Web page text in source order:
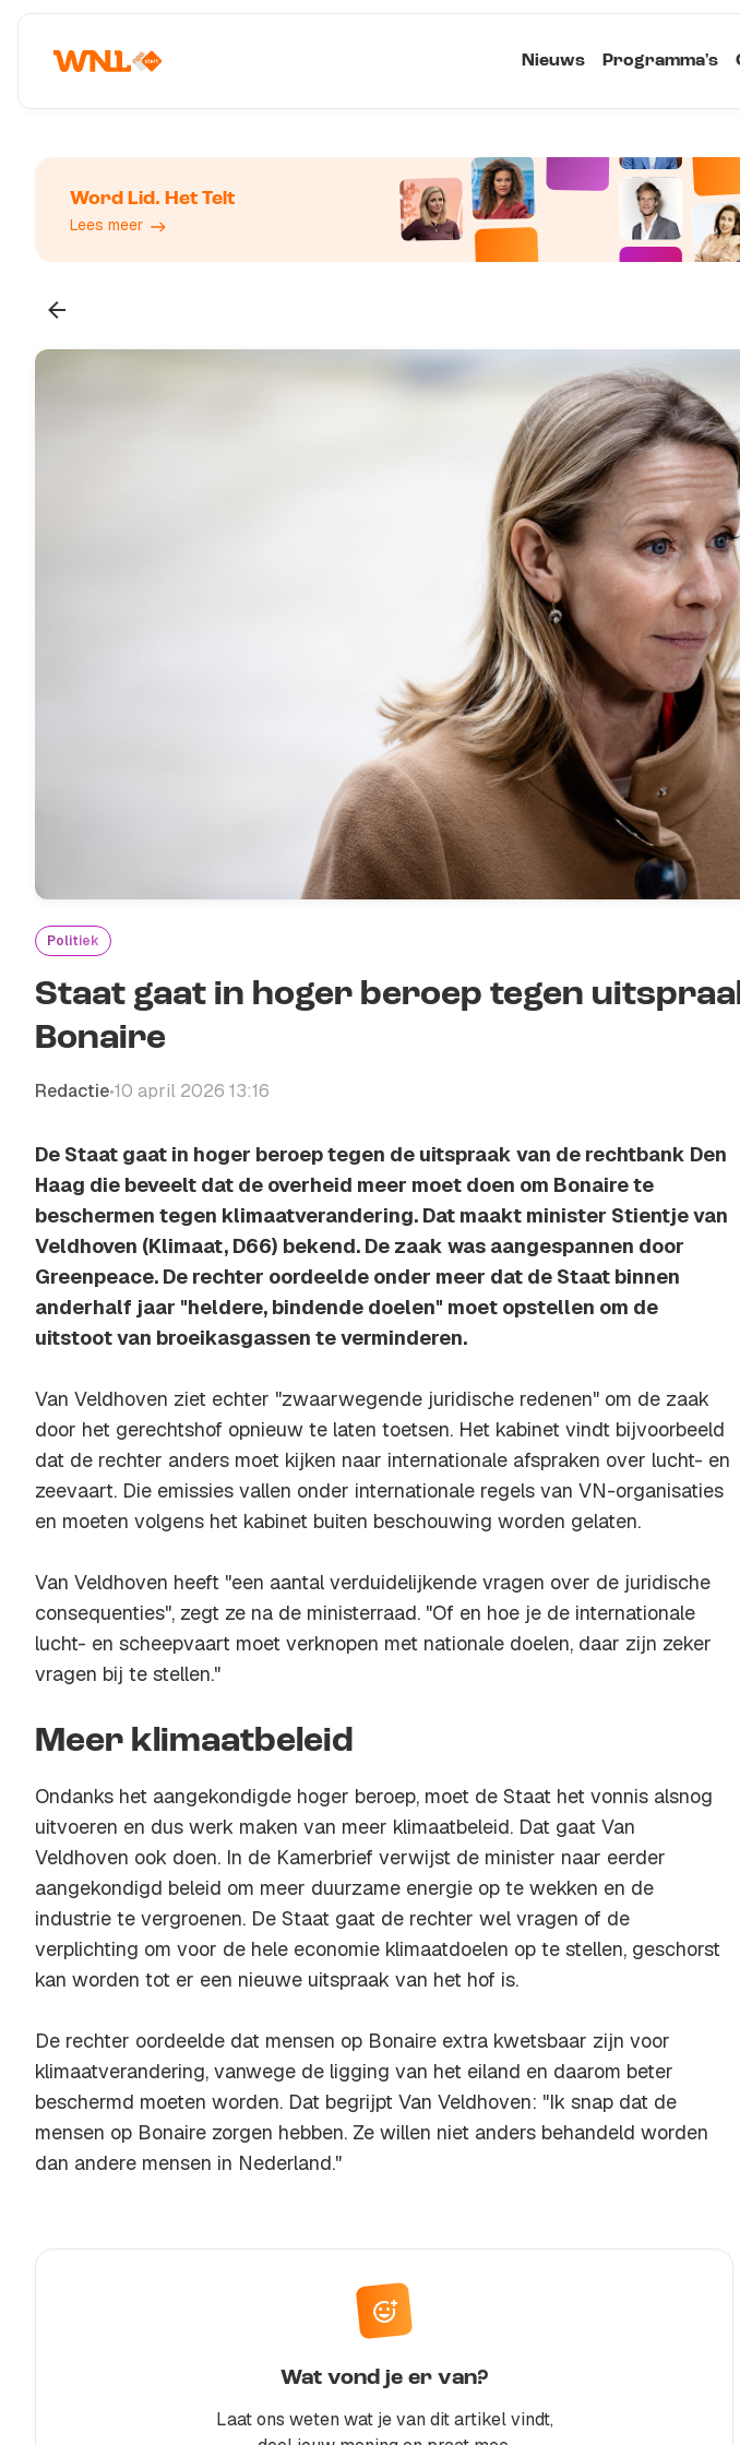
Nieuws Programma's
Word Lid. Het Telt
Lees meer
Politiek
Staat gaat in hoger beroep tegen
Bonaire
Redactie•10 april 2026 13:16
De Staat gaat in hoger beroep tegen de uitspraak van de rechtbank Den
Haag die beveelt dat de overheid meer moet doen om Bonaire te
beschermen tegen klimaatverandering. Dat maakt minister Stientje van
Veldhoven (Klimaat, D66) bekend. De zaak was aangespannen door
Greenpeace. De rechter oordeelde onder meer dat de Staat binnen
anderhalf jaar "heldere, bindende doelen" moet opstellen om de
uitstoot van broeikasgassen te verminderen.
Van Veldhoven ziet echter "zwaarwegende juridische redenen" om de zaak
door het gerechtshof opnieuw te laten toetsen. Het kabinet vindt bijvoorbeeld
dat de rechter anders moet kijken naar internationale afspraken over lucht- en
zeevaart. Die emissies vallen onder internationale regels van VN-organisaties
en moeten volgens het kabinet buiten beschouwing worden gelaten.
Van Veldhoven heeft "een aantal verduidelijkende vragen over de juridische
consequenties", zegt ze na de ministerraad. "Of en hoe je de internationale
lucht- en scheepvaart moet verknopen met nationale doelen, daar zijn zeker
vragen bij te stellen."
Meer klimaatbeleid
Ondanks het aangekondigde hoger beroep, moet de Staat het vonnis alsnog
uitvoeren en dus werk maken van meer klimaatbeleid. Dat gaat Van
Veldhoven ook doen. In de Kamerbrief verwijst de minister naar eerder
aangekondigd beleid om meer duurzame energie op te wekken en de
industrie te vergroenen. De Staat gaat de rechter wel vragen of de
verplichting om voor de hele economie klimaatdoelen op te stellen, geschorst
kan worden tot er een nieuwe uitspraak van het hof is.
De rechter oordeelde dat mensen op Bonaire extra kwetsbaar zijn voor
klimaatverandering, vanwege de ligging van het eiland en daarom beter
beschermd moeten worden. Dat begrijpt Van Veldhoven: "Ik snap dat de
mensen op Bonaire zorgen hebben. Ze willen niet anders behandeld worden
dan andere mensen in Nederland."
Wat vond je er van?
Laat ons weten wat je van dit artikel vindt,